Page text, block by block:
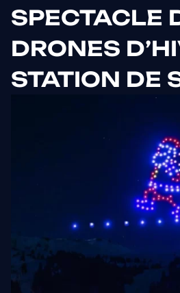
SPECTACLE
DRONES
STATION DE